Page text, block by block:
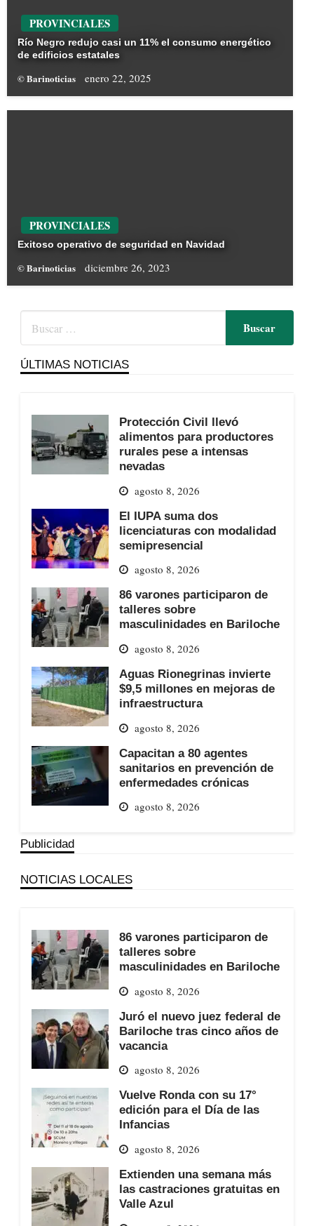
PROVINCIALES
Río Negro redujo casi un 11% el consumo energético
de edificios estatales
© Barinoticias enero 22, 2025
PROVINCIALES
Exitoso operativo de seguridad en Navidad
© Barinoticias diciembre 26, 2023
ÚLTIMAS NOTICIAS
Protección Civil llevó
alimentos para productores
rurales pese a intensas
nevadas
agosto 8, 2026
El IUPA suma dos
licenciaturas con modalidad
semipresencial
agosto 8, 2026
86 varones participaron de
talleres sobre
masculinidades en Bariloche
agosto 8, 2026
Aguas Rionegrinas invierte
$9,5 millones en mejoras de
infraestructura
agosto 8, 2026
Capacitan a 80 agentes
sanitarios en prevención de
enfermedades crónicas
agosto 8, 2026
Publicidad
NOTICIAS LOCALES
86 varones participaron de
talleres sobre
masculinidades en Bariloche
agosto 8, 2026
Juró el nuevo juez federal de
Bariloche tras cinco años de
vacancia
agosto 8, 2026
Vuelve Ronda con su 17°
edición para el Día de las
Infancias
agosto 8, 2026
Extienden una semana más
las castraciones gratuitas en
Valle Azul